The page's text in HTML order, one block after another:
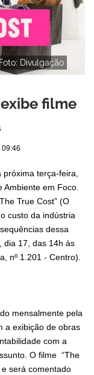
Divulgação
filme
09:46
próxima terça-feira,
Ambiente em Foco.
True Cost” (O
custo da indústria
dessa
dia 17, das 14h às
nº 1.201 - Centro).
mensalmente pela
a exibição de obras
com a
O filme “The
será comentado